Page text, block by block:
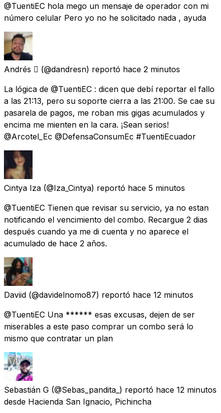
@TuentiEC hola mego un mensaje de operador con mi
número celular Pero yo no he solicitado nada , ayuda
Andrés  (@dandresn) reportó hace 2 minutos
La lógica de @TuentiEC : dicen que debí reportar el fallo
a las 21:13, pero su soporte cierra a las 21:00. Se cae su
pasarela de pagos, me roban mis gigas acumulados y
encima me mienten en la cara. ¡Sean serios!
@Arcotel_Ec @DefensaConsumEc #TuentiEcuador
Cintya Iza (@Iza_Cintya) reportó hace 5 minutos
@TuentiEC Tienen que revisar su servicio, ya no estan
notificando el vencimiento del combo. Recargue 2 dias
después cuando ya me di cuenta y no aparece el
acumulado de hace 2 años.
Daviid (@davidelnomo87) reportó hace 12 minutos
@TuentiEC Una ****** esas excusas, dejen de ser
miserables a este paso comprar un combo será lo
mismo que contratar un plan
Sebastián G (@Sebas_pandita_) reportó hace 12 minutos
desde Hacienda San Ignacio, Pichincha